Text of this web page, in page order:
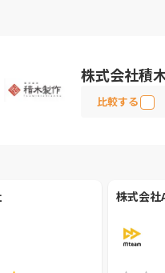
株式会社積
比較する
株式会社